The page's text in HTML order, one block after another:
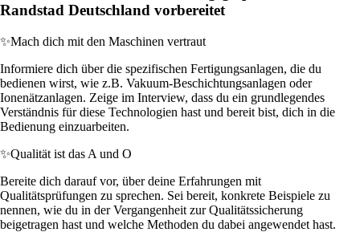
Randstad Deutschland vorbereitet
✨Mach dich mit den Maschinen vertraut
Informiere dich über die spezifischen Fertigungsanlagen, die du
bedienen wirst, wie z.B. Vakuum-Beschichtungsanlagen oder
Ionenätzanlagen. Zeige im Interview, dass du ein grundlegendes
Verständnis für diese Technologien hast und bereit bist, dich in die
Bedienung einzuarbeiten.
✨Qualität ist das A und O
Bereite dich darauf vor, über deine Erfahrungen mit
Qualitätsprüfungen zu sprechen. Sei bereit, konkrete Beispiele zu
nennen, wie du in der Vergangenheit zur Qualitätssicherung
beigetragen hast und welche Methoden du dabei angewendet hast.